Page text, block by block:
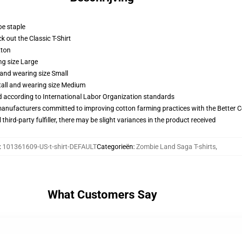
staple
out the Classic T-Shirt
size Large
wearing size Small
and wearing size Medium
to International Labor Organization standards
committed to improving cotton farming practices with the Better
party fulfiller, there may be slight variances in the product received
: 101361609-US-t-shirt-DEFAULTCategorieën:Zombie Land Saga T-shirts,
What Customers Say